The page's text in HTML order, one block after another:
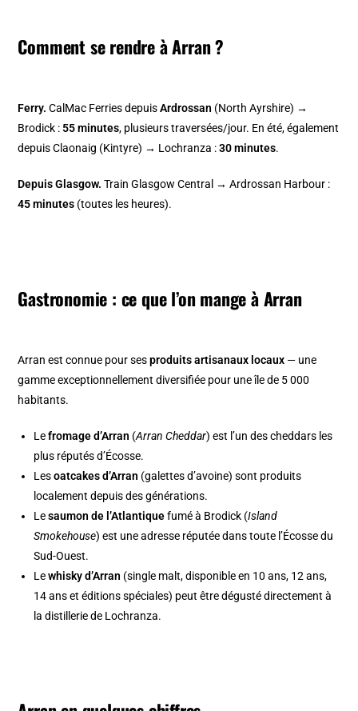
Comment se rendre à Arran ?
Ferry. CalMac Ferries depuisArdrossan (North Ayrshire) →
Brodick : 55 minutes, plusieurs traversées/jour. En été, également
depuis Claonaig (Kintyre) → Lochranza :30 minutes.
Depuis Glasgow. Train Glasgow Central → Ardrossan Harbour :
45 minutes (toutes les heures).
Gastronomie : ce que l’on mange à Arran
Arran est connue pour sesproduits artisanaux locaux — une
gamme exceptionnellement diversifiée pour une île de 5 000
habitants.
Lefromage d’Arran (Arran Cheddar) est l’un des cheddars les
plus réputés d’Écosse.
Lesoatcakes d’Arran (galettes d’avoine) sont produits
localement depuis des générations.
Lesaumon de l’Atlantiquefumé à Brodick (Island
Smokehouse) est une adresse réputée dans toute l’Écosse du
Sud-Ouest.
Lewhisky d’Arran (single malt, disponible en 10 ans, 12 ans,
14 ans et éditions spéciales) peut être dégusté directement à
la distillerie de Lochranza.